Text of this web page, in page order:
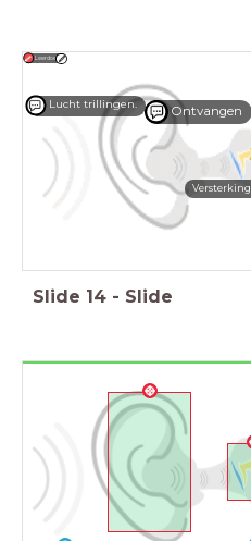
Ontvangen
Lucht trillingen.
Versterking
Leerdoel
Slide 14 - Slide